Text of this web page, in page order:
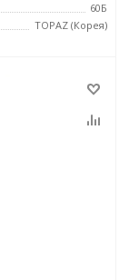
60Б
TOPAZ (Корея)